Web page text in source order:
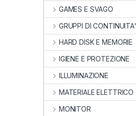
GAMES E SVAGO
GRUPPI DI CONTINUITA'
HARD DISK E MEMORIE
IGIENE E PROTEZIONE
ILLUMINAZIONE
MATERIALE ELETTRICO
MONITOR